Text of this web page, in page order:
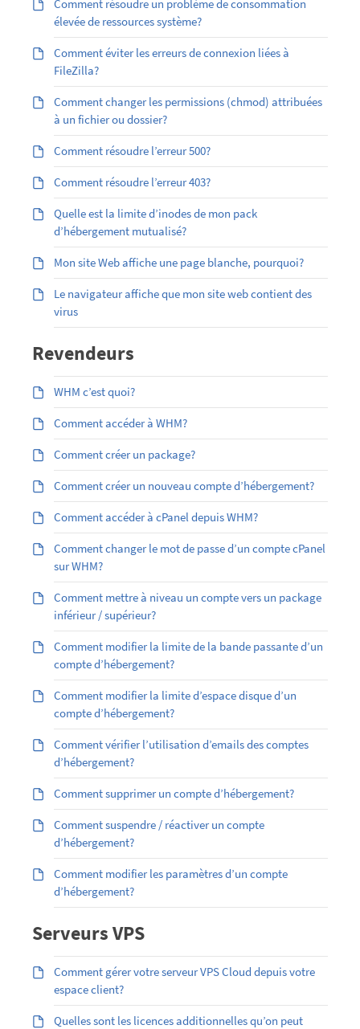
Comment résoudre un problème de consommation
élevée de ressources système?
Comment éviter les erreurs de connexion liées à
FileZilla?
Comment changer les permissions (chmod) attribuées
à un fichier ou dossier?
Comment résoudre l’erreur 500?
Comment résoudre l’erreur 403?
Quelle est la limite d’inodes de mon pack
d’hébergement mutualisé?
Mon site Web affiche une page blanche, pourquoi?
Le navigateur affiche que mon site web contient des
virus
Revendeurs
WHM c’est quoi?
Comment accéder à WHM?
Comment créer un package?
Comment créer un nouveau compte d’hébergement?
Comment accéder à cPanel depuis WHM?
Comment changer le mot de passe d’un compte cPanel
sur WHM?
Comment mettre à niveau un compte vers un package
inférieur / supérieur?
Comment modifier la limite de la bande passante d’un
compte d’hébergement?
Comment modifier la limite d’espace disque d’un
compte d’hébergement?
Comment vérifier l’utilisation d’emails des comptes
d’hébergement?
Comment supprimer un compte d’hébergement?
Comment suspendre / réactiver un compte
d’hébergement?
Comment modifier les paramètres d’un compte
d’hébergement?
Serveurs VPS
Comment gérer votre serveur VPS Cloud depuis votre
espace client?
Quelles sont les licences additionnelles qu’on peut